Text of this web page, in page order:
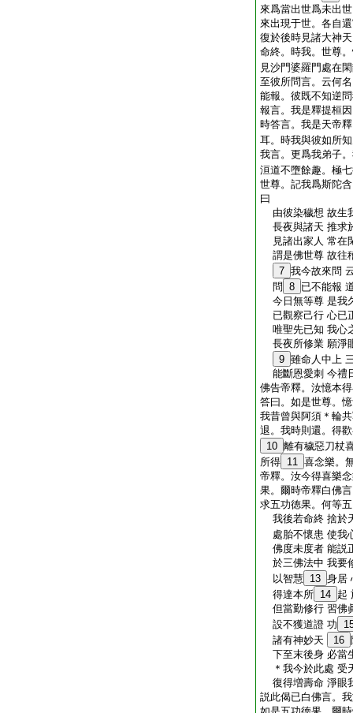
來爲當出世爲未出
來出現于世。各自
復於後時見諸大神
命終。時我。世尊
見沙門婆羅門處在
至彼所問言。云何
能報。彼既不知逆
報言。我是釋提桓
時答言。我是天帝
耳。時我與彼如所
我言。更爲我弟子
洹道不墮餘趣。極
世尊。記我爲斯陀
曰
由彼染穢想 故生
長夜與諸天 推求
見諸出家人 常在
謂是佛世尊 故往
7 我今故來問
問 8 已不能報
今日無等尊 是我
已觀察己行 心已
唯聖先已知 我心
長夜所修業 願淨
9 雖命人中上
能斷恩愛刺 今禮
佛告帝釋。汝憶本
答曰。如是世尊。
我昔曾與阿須＊輪
退。我時則還。得
10 離有穢惡刀杖
所得 11 喜念樂。
帝釋。汝今得喜樂
果。爾時帝釋白佛
求五功徳果。何等
我後若命終 捨於
處胎不懷患 使我
佛度未度者 能説
於三佛法中 我要
以智慧 13 身居
得達本所 14 起
但當勤修行 習佛
設不獲道證 功
諸有神妙天
16
下至末後身 必當
＊我今於此處 受
復得増壽命 淨眼
説此偈已白佛言。